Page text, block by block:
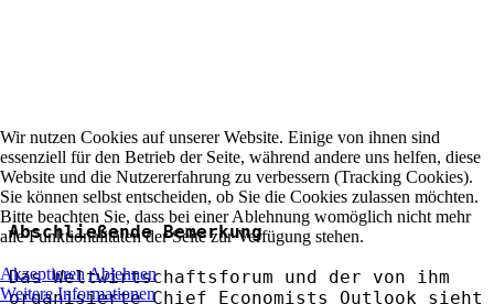
Abschließende Bemerkung
Das Weltwirtschaftsforum und der von ihm
organisierte Chief Economists Outlook sieht
Wir nutzen Cookies auf unserer Website. Einige von ihnen sind
essenziell für den Betrieb der Seite, während andere uns helfen, diese
Website und die Nutzererfahrung zu verbessern (Tracking Cookies).
Sie können selbst entscheiden, ob Sie die Cookies zulassen möchten.
Bitte beachten Sie, dass bei einer Ablehnung womöglich nicht mehr
alle Funktionalitäten der Seite zur Verfügung stehen.
Akzeptieren Ablehnen
Weitere Informationen